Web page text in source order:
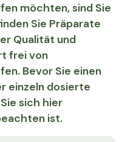
möchten, sind Sie
Sie Präparate
Qualität und
frei von
Bevor Sie einen
einzeln dosierte
sich hier
ist.